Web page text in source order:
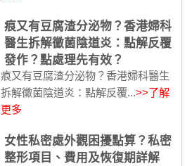
痕又有豆腐渣分泌物？香港婦科
醫生拆解黴菌陰道炎：點解反覆
發作？點處理先有效？
痕又有豆腐渣分泌物？香港婦科醫生
拆解黴菌陰道炎：點解反覆...>>了解
更多
女性私密處外觀困擾點算？私密
整形項目、費用及恢復期詳解